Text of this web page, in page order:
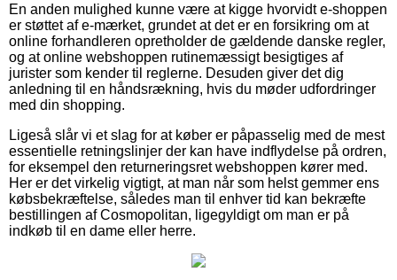
En anden mulighed kunne være at kigge hvorvidt e-shoppen
er støttet af e-mærket, grundet at det er en forsikring om at
online forhandleren opretholder de gældende danske regler,
og at online webshoppen rutinemæssigt besigtiges af
jurister som kender til reglerne. Desuden giver det dig
anledning til en håndsrækning, hvis du møder udfordringer
med din shopping.
Ligeså slår vi et slag for at køber er påpasselig med de mest
essentielle retningslinjer der kan have indflydelse på ordren,
for eksempel den returneringsret webshoppen kører med.
Her er det virkelig vigtigt, at man når som helst gemmer ens
købsbekræftelse, således man til enhver tid kan bekræfte
bestillingen af Cosmopolitan, ligegyldigt om man er på
indkøb til en dame eller herre.